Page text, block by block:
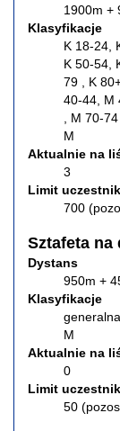
1900m +
Klasyfikacje
K 18-24,
K 50-54,
79 , K
40-44, M
, M 70-
M
Aktualnie na
3
Limit
700
Sztafeta na
Dystans
950m +
Klasyfikacje
M
Aktualnie na
0
Limit
50